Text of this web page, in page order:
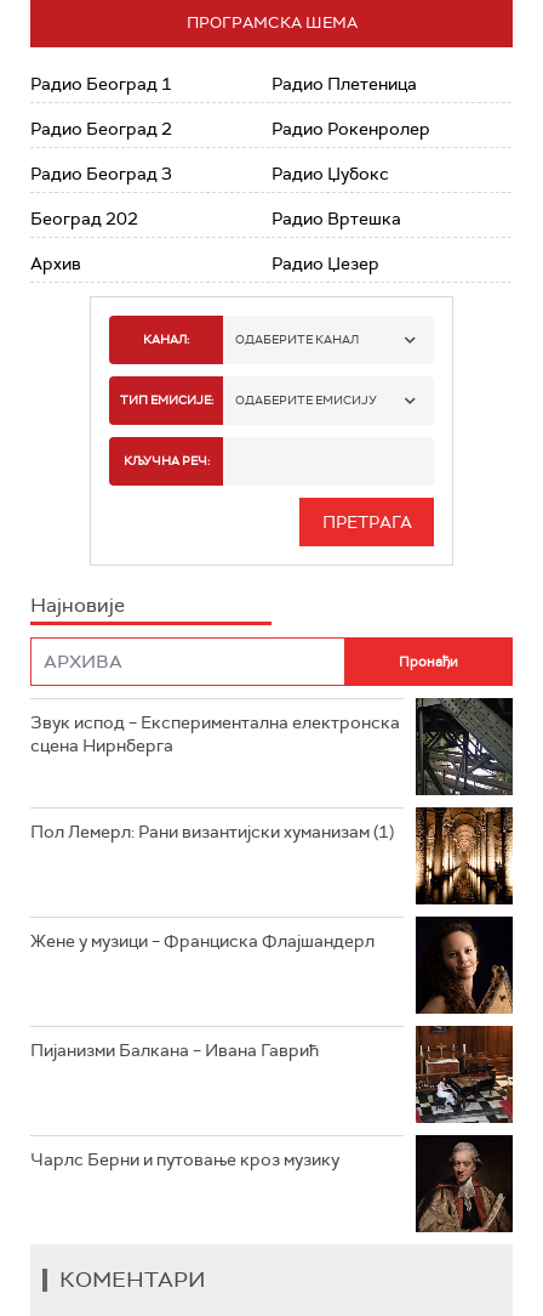
ПРОГРАМСКА ШЕМА
Радио Београд 1
Радио Београд 2
Радио Београд 3
Београд 202
Архив
Радио Плетеница
Радио Рокенролер
Радио Џубокс
Радио Вртешка
Радио Џезер
КАНАЛ: ОДАБЕРИТЕ КАНАЛ
РАДИО БЕОГРАД 1
РАДИО БЕОГРАД 3
РАДИО РОКЕНРОЛЕР
РАДИО ЏЕЗЕР
ТИП ЕМИСИЈЕ: ОДАБЕРИТЕ ЕМИСИЈУ
ИНФО
КЉУЧНА РЕЧ:
Најновије
Звук испод – Експериментална електронска
сцена Нирнберга
Пол Лемерл: Рани византијски хуманизам (1)
Жене у музици – Франциска Флајшандерл
Пијанизми Балкана – Ивана Гаврић
Чарлс Берни и путовање кроз музику
КОМЕНТАРИ